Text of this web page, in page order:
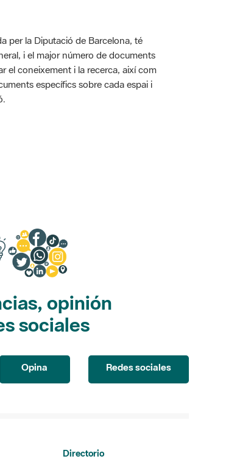
per la Diputació de Barcelona, té
i el major número de documents
el coneixement i la recerca, així com
específics sobre cada espai i
opinión
sociales
Opina Redes sociales
Directorio